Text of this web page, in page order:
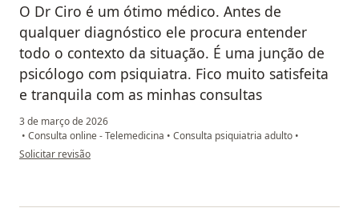
O Dr Ciro é um ótimo médico. Antes de
qualquer diagnóstico ele procura entender
todo o contexto da situação. É uma junção de
psicólogo com psiquiatra. Fico muito satisfeita
e tranquila com as minhas consultas
3 de março de 2026
• Consulta online - Telemedicina • Consulta psiquiatria adulto •
na opinião do utilizador DB
Solicitar revisão